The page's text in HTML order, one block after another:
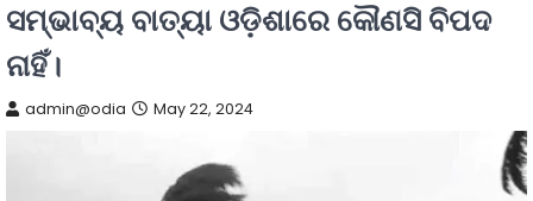
ସମ୍ଭାବ୍ୟ ବାତ୍ୟା ଓଡ଼ିଶାରେ କୌଣସି ବିପଦ
ନାହିଁ।
admin@odia May 22, 2024